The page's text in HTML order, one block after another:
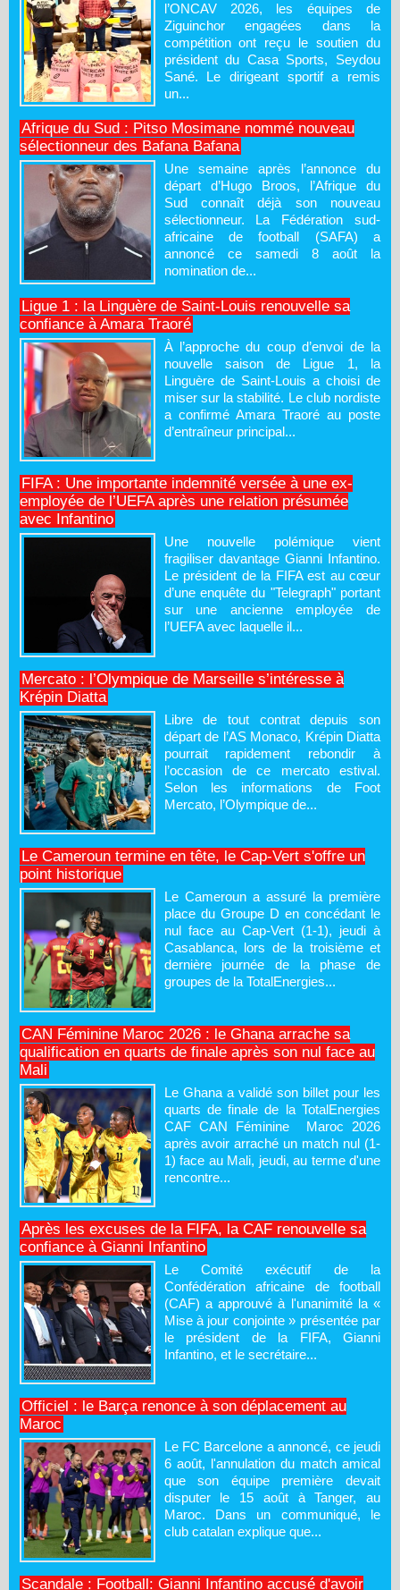
l’ONCAV 2026, les équipes de
Ziguinchor engagées dans la
compétition ont reçu le soutien du
président du Casa Sports, Seydou
Sané. Le dirigeant sportif a remis
un...
Afrique du Sud : Pitso Mosimane nommé nouveau
sélectionneur des Bafana Bafana
Une semaine après l’annonce du
départ d’Hugo Broos, l’Afrique du
Sud connaît déjà son nouveau
sélectionneur. La Fédération sud-
africaine de football (SAFA) a
annoncé ce samedi 8 août la
nomination de...
Ligue 1 : la Linguère de Saint-Louis renouvelle sa
confiance à Amara Traoré
À l’approche du coup d’envoi de la
nouvelle saison de Ligue 1, la
Linguère de Saint-Louis a choisi de
miser sur la stabilité. Le club nordiste
a confirmé Amara Traoré au poste
d’entraîneur principal...
FIFA : Une importante indemnité versée à une ex-
employée de l’UEFA après une relation présumée
avec Infantino
Une nouvelle polémique vient
fragiliser davantage Gianni Infantino.
Le président de la FIFA est au cœur
d’une enquête du "Telegraph" portant
sur une ancienne employée de
l’UEFA avec laquelle il...
Mercato : l’Olympique de Marseille s’intéresse à
Krépin Diatta
Libre de tout contrat depuis son
départ de l’AS Monaco, Krépin Diatta
pourrait rapidement rebondir à
l’occasion de ce mercato estival.
Selon les informations de Foot
Mercato, l’Olympique de...
Le Cameroun termine en tête, le Cap-Vert s'offre un
point historique
Le Cameroun a assuré la première
place du Groupe D en concédant le
nul face au Cap-Vert (1-1), jeudi à
Casablanca, lors de la troisième et
dernière journée de la phase de
groupes de la TotalEnergies...
CAN Féminine Maroc 2026 : le Ghana arrache sa
qualification en quarts de finale après son nul face au
Mali
Le Ghana a validé son billet pour les
quarts de finale de la TotalEnergies
CAF CAN Féminine Maroc 2026
après avoir arraché un match nul (1-
1) face au Mali, jeudi, au terme d'une
rencontre...
Après les excuses de la FIFA, la CAF renouvelle sa
confiance à Gianni Infantino
Le Comité exécutif de la
Confédération africaine de football
(CAF) a approuvé à l'unanimité la «
Mise à jour conjointe » présentée par
le président de la FIFA, Gianni
Infantino, et le secrétaire...
Officiel : le Barça renonce à son déplacement au
Maroc
Le FC Barcelone a annoncé, ce jeudi
6 août, l'annulation du match amical
que son équipe première devait
disputer le 15 août à Tanger, au
Maroc. Dans un communiqué, le
club catalan explique que...
Scandale : Football: Gianni Infantino accusé d'avoir